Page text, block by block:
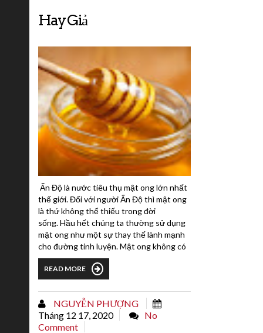
Hay Giả
Ấn Độ là nước tiêu thụ mật ong lớn nhất
thế giới. Đối với người Ấn Độ thì mật ong
là thứ không thể thiếu trong đời
sống. Hầu hết chúng ta thường sử dụng
mật ong như một sự thay thế lành mạnh
cho đường tinh luyện. Mật ong không có
chất béo, không có cholesterol, không có
natri và chất lỏng này được gọi đúng là
mật hoa ngọt tự nhiên. Ấn Độ là một
trong những nước tiêu thụ mật ong lớn
nhất thế giới. Chất lỏng đặc sệt ngọt
ngào này...
READ MORE
NGUYỄN PHƯỢNG
Tháng 12 17, 2020
No
Comment